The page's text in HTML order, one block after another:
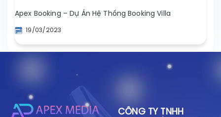
Apex Booking – Dự Án Hệ Thống Booking Villa
19/03/2023
CÔNG TY TNHH